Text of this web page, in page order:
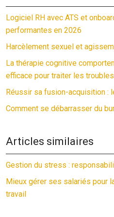
Logiciel RH avec ATS et
performantes en 2026
Harcèlement sexuel et
La thérapie cognitive
efficace pour traiter les
Réussir sa fusion-acquisition :
Comment se débarrasser du
Articles similaires
Gestion du stress :
Mieux gérer ses salariés pour
travail